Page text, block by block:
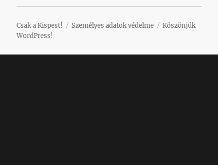
Csak a Kispest! Személyes adatok védelme
Köszönjük
WordPress!